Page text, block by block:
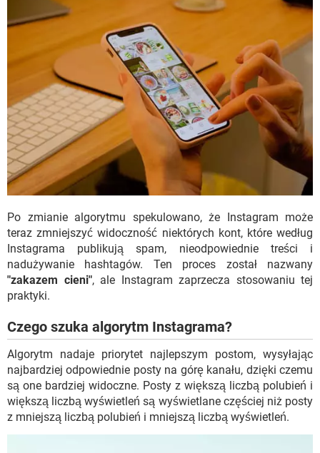
Po zmianie algorytmu spekulowano, że Instagram może
teraz zmniejszyć widoczność niektórych kont, które według
Instagrama publikują spam, nieodpowiednie treści i
nadużywanie hashtagów. Ten proces został nazwany
"zakazem cieni", ale Instagram zaprzecza stosowaniu tej
praktyki.
Czego szuka algorytm Instagrama?
Algorytm nadaje priorytet najlepszym postom, wysyłając
najbardziej odpowiednie posty na górę kanału, dzięki czemu
są one bardziej widoczne. Posty z większą liczbą polubień i
większą liczbą wyświetleń są wyświetlane częściej niż posty
z mniejszą liczbą polubień i mniejszą liczbą wyświetleń.